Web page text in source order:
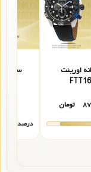
اورینت
تومان
ساعت
درصد